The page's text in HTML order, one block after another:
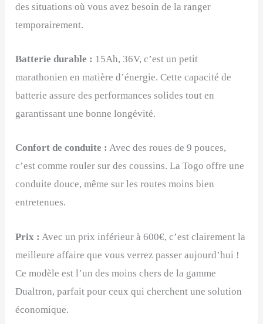
des situations où vous avez besoin de la ranger
temporairement.
Batterie durable : 15Ah, 36V, c’est un petit
marathonien en matière d’énergie. Cette capacité de
batterie assure des performances solides tout en
garantissant une bonne longévité.
Confort de conduite : Avec des roues de 9 pouces,
c’est comme rouler sur des coussins. La Togo offre une
conduite douce, même sur les routes moins bien
entretenues.
Prix : Avec un prix inférieur à 600€, c’est clairement la
meilleure affaire que vous verrez passer aujourd’hui !
Ce modèle est l’un des moins chers de la gamme
Dualtron, parfait pour ceux qui cherchent une solution
économique.